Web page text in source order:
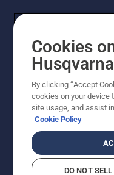
© Husqvarna AB
den Preisangaben
Preisempfehlungen
den
Cookie-Richtlinie
Cookies
By clicking “Accept
cookies on your device
site usage, and assist
Cookie Policy
DO NOT